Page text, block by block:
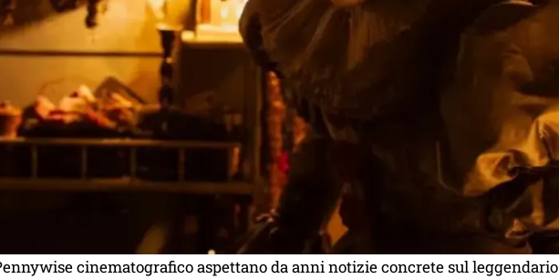
cinematografico aspettano da anni notizie concrete sul leggendario